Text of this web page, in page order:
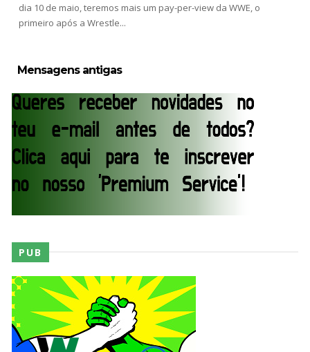
dia 10 de maio, teremos mais um pay-per-view da WWE, o
primeiro após a Wrestle...
Mensagens antigas
PUB